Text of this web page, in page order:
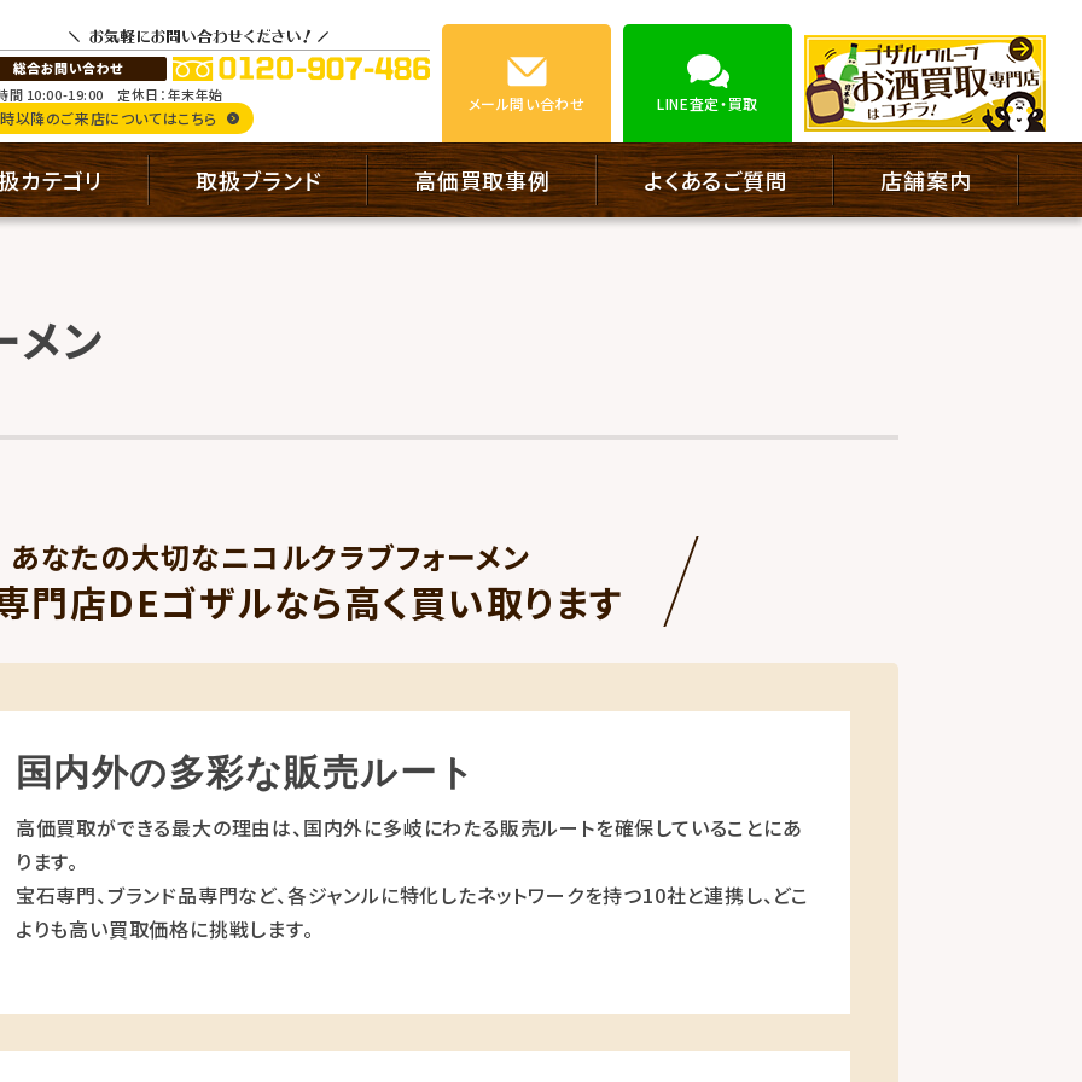
間 10:00-19:00 定休日：年末年始
以降のご来店についてはこちら
メール問い合わせ LINE査定・買取
カテゴリ 取扱ブランド 高価買取事例 よくあるご質問 店舗案内
メン
あなたの大切なニコルクラブフォーメン
門店DEゴザルなら高く買い取ります
国内外の多彩な販売ルート
高価買取ができる最大の理由は、国内外に多岐にわたる販売ルートを確保していることにあ
ります。
宝石専門、ブランド品専門など、各ジャンルに特化したネットワークを持つ10社と連携し、どこ
よりも高い買取価格に挑戦します。